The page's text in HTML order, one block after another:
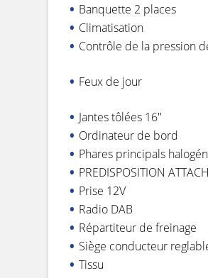
Banquette 2 places
Climatisation
Contrôle de la pression
Feux de jour
Jantes tôlées 16''
Ordinateur de bord
Phares principals
PREDISPOSITION
Prise 12V
Radio DAB
Répartiteur de freinage
Siège conducteur
Tissu